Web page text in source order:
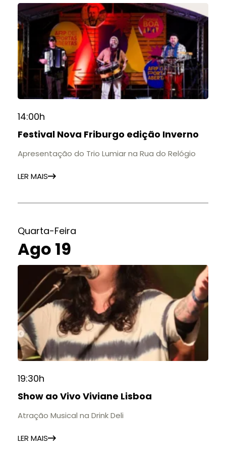
14:00h
Festival Nova Friburgo edição Inverno
Apresentação do Trio Lumiar na Rua do Relógio
LER MAIS
Quarta-Feira
Ago 19
19:30h
Show ao Vivo Viviane Lisboa
Atração Musical na Drink Deli
LER MAIS